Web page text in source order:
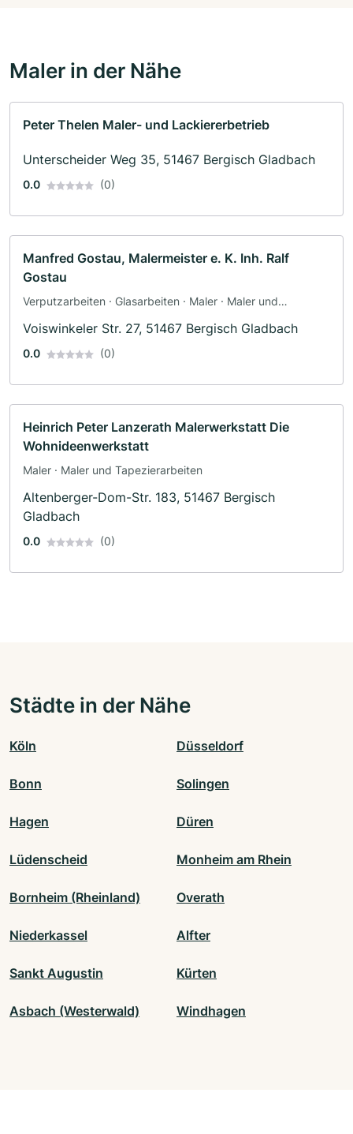
Maler in der Nähe
Peter Thelen Maler- und Lackiererbetrieb
Unterscheider Weg 35, 51467 Bergisch Gladbach
0.0 (0)
Manfred Gostau, Malermeister e. K. Inh. Ralf
Gostau
Verputzarbeiten · Glasarbeiten · Maler · Maler und
Voiswinkeler Str. 27, 51467 Bergisch Gladbach
0.0 (0)
Heinrich Peter Lanzerath Malerwerkstatt Die
Wohnideenwerkstatt
Maler · Maler und Tapezierarbeiten
Altenberger-Dom-Str. 183, 51467 Bergisch
Gladbach
0.0 (0)
Städte in der Nähe
Köln Düsseldorf
Bonn Solingen
Hagen Düren
Lüdenscheid Monheim am Rhein
Bornheim (Rheinland) Overath
Niederkassel Alfter
Sankt Augustin Kürten
Asbach (Westerwald) Windhagen